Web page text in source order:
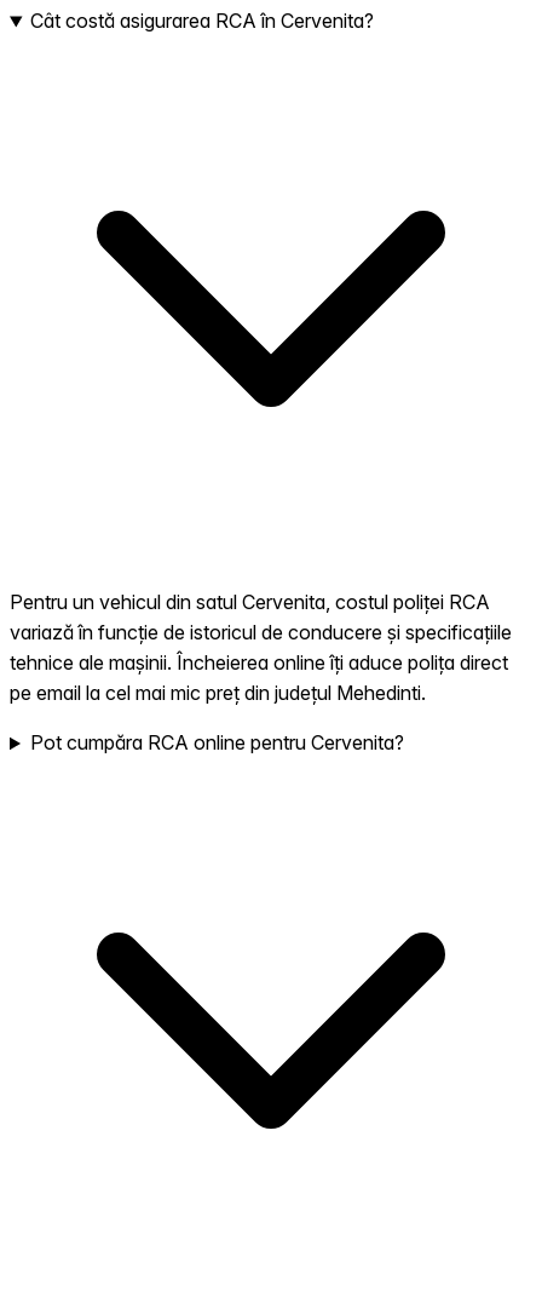
Cât costă asigurarea RCA în Cervenita?
Pentru un vehicul din satul Cervenita, costul poliței RCA
variază în funcție de istoricul de conducere și specificațiile
tehnice ale mașinii. Încheierea online îți aduce polița direct
pe email la cel mai mic preț din județul Mehedinti.
Pot cumpăra RCA online pentru Cervenita?